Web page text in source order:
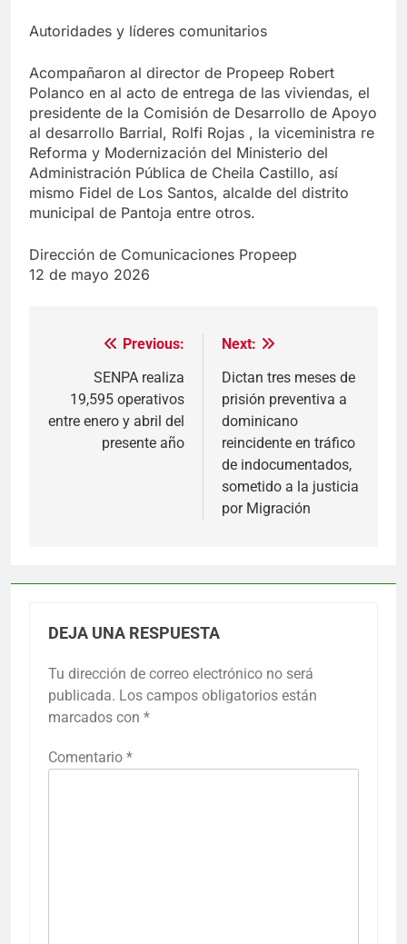
Autoridades y líderes comunitarios
Acompañaron al director de Propeep Robert
Polanco en al acto de entrega de las viviendas, el
presidente de la Comisión de Desarrollo de Apoyo
al desarrollo Barrial, Rolfi Rojas , la viceministra re
Reforma y Modernización del Ministerio del
Administración Pública de Cheila Castillo, así
mismo Fidel de Los Santos, alcalde del distrito
municipal de Pantoja entre otros.
Dirección de Comunicaciones Propeep
12 de mayo 2026
Navegación
entradas
Previous:
SENPA realiza
19,595 operativos
entre enero y abril del
presente año
Next:
Dictan tres meses de
prisión preventiva a
dominicano
reincidente en tráfico
de indocumentados,
sometido a la justicia
por Migración
DEJA UNA RESPUESTA
Tu dirección de correo electrónico no será
publicada. Los campos obligatorios están
marcados con *
Comentario *